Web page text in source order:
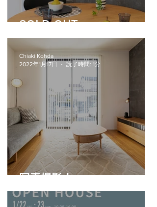
SOLD OUT
写真撮影！
Chiaki Kohda
2022年1月17日
読了時間: 1分